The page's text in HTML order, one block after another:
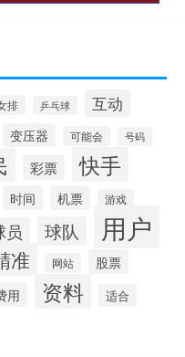
排 乒乓球 互动
变压器 可能会 号码
彩票 快手
时间 机票 游戏
员 球队 用户
准 网站 股票
用 资料 适合